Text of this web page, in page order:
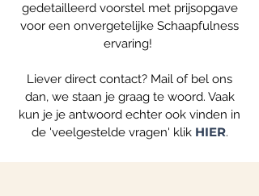
gedetailleerd voorstel met prijsopgave
voor een onvergetelijke Schaapfulness
ervaring!
Liever direct contact? Mail of bel ons
dan, we staan je graag te woord. Vaak
kun je je antwoord echter ook vinden in
de 'veelgestelde vragen' klik HIER.